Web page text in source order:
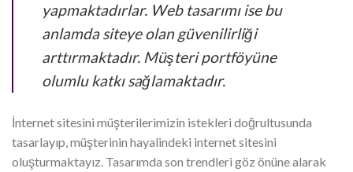
yapmaktadırlar. Web tasarımı ise bu
anlamda siteye olan güvenilirliği
arttırmaktadır. Müşteri portföyüne
olumlu katkı sağlamaktadır.
İnternet sitesini müşterilerimizin istekleri doğrultusunda
tasarlayıp, müşterinin hayalindeki internet sitesini
oluşturmaktayız. Tasarımda son trendleri göz önüne alarak